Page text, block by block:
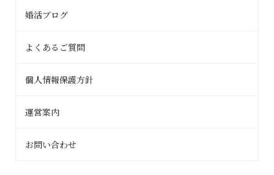
婚活ブログ
よくあるご質問
個人情報保護方針
運営案内
お問い合わせ